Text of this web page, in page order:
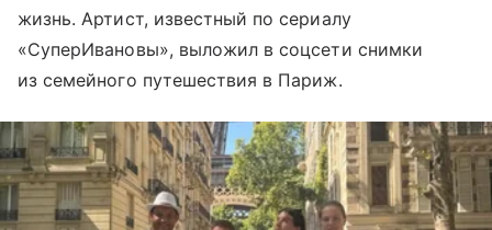
жизнь. Артист, известный по сериалу
«СуперИвановы», выложил в соцсети снимки
из семейного путешествия в Париж.